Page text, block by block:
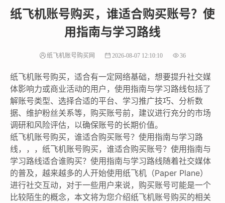
纸飞机账号购买，谁适合购买账号？使
用指南与学习路线
纸飞机账号购买网 2026-08-07 12:10:10 36
纸飞机账号购买，适合有一定网络基础，想要提升社交媒
体影响力或商业活动的用户，使用指南与学习路线包括了
解账号类型、选择合适的平台、学习推广技巧、分析数
据、维护粉丝关系等，购买账号前，建议进行充分的市场
调研和风险评估，以确保账号的长期价值。
纸飞机账号购买，谁适合购买账号？使用指南与学习路
线，，，纸飞机账号购买，谁适合购买账号？使用指南与
学习路线适合谁购买？使用指南与学习路线随着社交媒体
的普及，越来越多的人开始使用纸飞机（Paper Plane）
进行社交互动，对于一些用户来说，购买账号可能是一个
比较陌生的概念，本文将为您介绍纸飞机账号购买的相关